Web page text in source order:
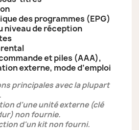
des programmes (EPG)
niveau de réception
et piles (AAA),
externe, mode d’emploi
principales avec la plupart
d'une unité externe (clé
non fournie.
d'un kit non fourni.